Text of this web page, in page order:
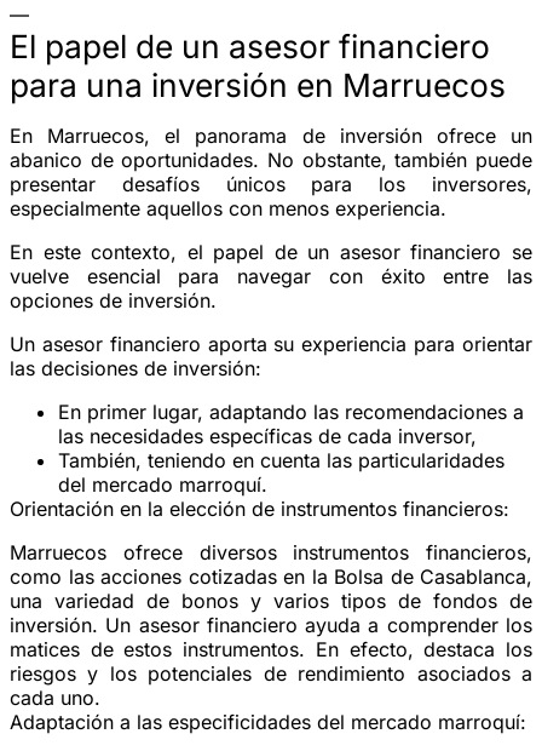
—
El papel de un asesor financiero
para una inversión en Marruecos
En Marruecos, el panorama de inversión ofrece un
abanico de oportunidades. No obstante, también puede
presentar desafíos únicos para los inversores,
especialmente aquellos con menos experiencia.
En este contexto, el papel de un asesor financiero se
vuelve esencial para navegar con éxito entre las
opciones de inversión.
Un asesor financiero aporta su experiencia para orientar
las decisiones de inversión:
En primer lugar, adaptando las recomendaciones a
las necesidades específicas de cada inversor,
También, teniendo en cuenta las particularidades
del mercado marroquí.
Orientación en la elección de instrumentos financieros:
Marruecos ofrece diversos instrumentos financieros,
como las acciones cotizadas en la Bolsa de Casablanca,
una variedad de bonos y varios tipos de fondos de
inversión. Un asesor financiero ayuda a comprender los
matices de estos instrumentos. En efecto, destaca los
riesgos y los potenciales de rendimiento asociados a
cada uno.
Adaptación a las especificidades del mercado marroquí: